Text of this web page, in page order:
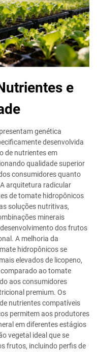
e
genética
desenvolvida
de nutrientes em
qualidade superior
consumidores quanto
arquitetura radicular
de tomate hidropônicos
soluções nutritivas,
minerais
dos frutos
A melhoria da
hidropônicos se
elevados de licopeno,
ao tomate
aos consumidores
premium. Os
nutrientes compatíveis
permitem aos produtores
em diferentes estágios
vegetal ideal que se
frutos, incluindo perfis de